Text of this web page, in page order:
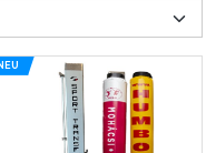
NEU